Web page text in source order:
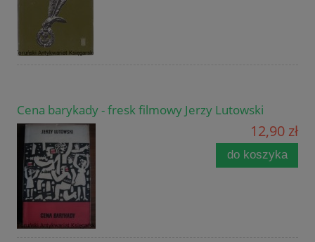
Cena barykady - fresk filmowy Jerzy Lutowski
12,90 zł
do koszyka